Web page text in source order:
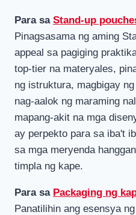
Para sa Stand-up
Pinagsasama ng aming
appeal sa pagiging
top-tier na materyales,
ng istruktura, magbigay
nag-aalok ng maraming
mapang-akit na mga
ay perpekto para sa iba't
sa mga meryenda
timpla ng kape.
Para sa Packaging ng
Panatilihin ang esensya